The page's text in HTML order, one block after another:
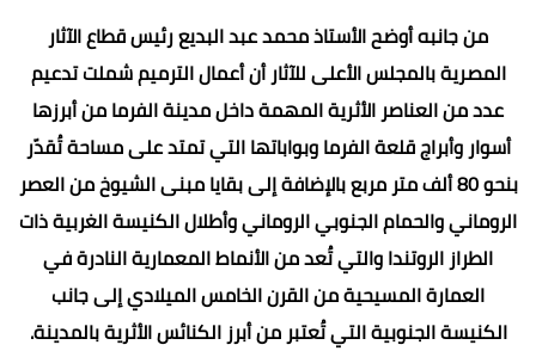
من جانبه أوضح الأستاذ محمد عبد البديع رئيس قطاع الآثار
المصرية بالمجلس الأعلى للآثار أن أعمال الترميم شملت تدعيم
عدد من العناصر الأثرية المهمة داخل مدينة الفرما من أبرزها
أسوار وأبراج قلعة الفرما وبواباتها التي تمتد على مساحة تُقدّر
بنحو 80 ألف متر مربع بالإضافة إلى بقايا مبنى الشيوخ من العصر
الروماني والحمام الجنوبي الروماني وأطلال الكنيسة الغربية ذات
الطراز الروتندا والتي تُعد من الأنماط المعمارية النادرة في
العمارة المسيحية من القرن الخامس الميلادي إلى جانب
الكنيسة الجنوبية التي تُعتبر من أبرز الكنائس الأثرية بالمدينة.